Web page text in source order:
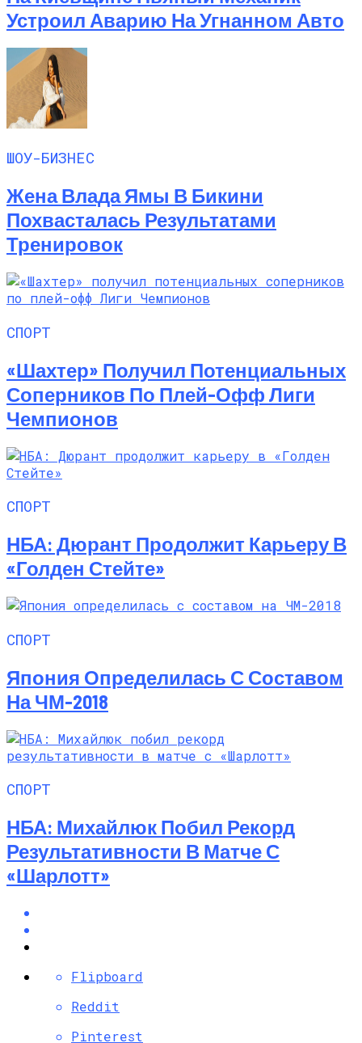
Устроил Аварию На Угнанном Авто
ШОУ-БИЗНЕС
Жена Влада Ямы В Бикини
Похвасталась Результатами
Тренировок
СПОРТ
«Шахтер» Получил Потенциальных
Соперников По Плей-Офф Лиги
Чемпионов
СПОРТ
НБА: Дюрант Продолжит Карьеру В
«Голден Стейте»
СПОРТ
Япония Определилась С Составом
На ЧМ-2018
СПОРТ
НБА: Михайлюк Побил Рекорд
Результативности В Матче С
«Шарлотт»
Flipboard
Reddit
Pinterest